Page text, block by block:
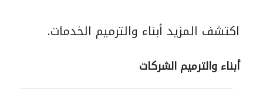
اكتشف المزيد أبناء والترميم الخدمات.
أبناء والترميم الشركات